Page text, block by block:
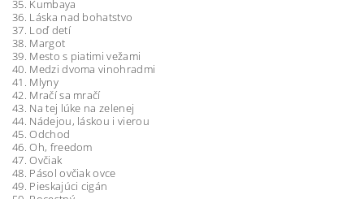
35. Kumbaya
36. Láska nad bohatstvo
37. Loď detí
38. Margot
39. Mesto s piatimi vežami
40. Medzi dvoma vinohradmi
41. Mlyny
42. Mračí sa mračí
43. Na tej lúke na zelenej
44. Nádejou, láskou i vierou
45. Odchod
46. Oh, freedom
47. Ovčiak
48. Pásol ovčiak ovce
49. Pieskajúci cigán